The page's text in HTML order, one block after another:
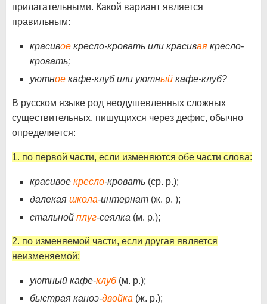
прилагательными. Какой вариант является
правильным:
красивое кресло-кровать или красивая кресло-
кровать;
уютное кафе-клуб или уютный кафе-клуб?
В русском языке род неодушевленных сложных
существительных, пишущихся через дефис, обычно
определяется:
1. по первой части, если изменяются обе части слова:
красивое кресло-кровать (ср. р.);
далекая школа-интернат (ж. р. );
стальной плуг-сеялка (м. р.);
2. по изменяемой части, если другая является
неизменяемой:
уютный кафе-клуб(м. р.);
быстрая каноэ-двойка (ж. р.);